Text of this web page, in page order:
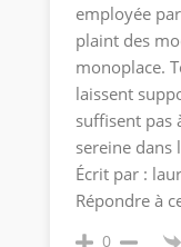
employée
plaint des
monoplace.
laissent
suffisent pas
sereine dans
Écrit par :
Répondre à
0